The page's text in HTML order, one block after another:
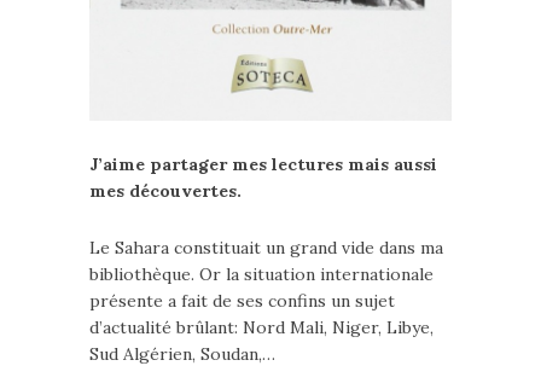
J’aime partager mes lectures mais aussi
mes découvertes.
Le Sahara constituait un grand vide dans ma
bibliothèque. Or la situation internationale
présente a fait de ses confins un sujet
d’actualité brûlant: Nord Mali, Niger, Libye,
Sud Algérien, Soudan,…